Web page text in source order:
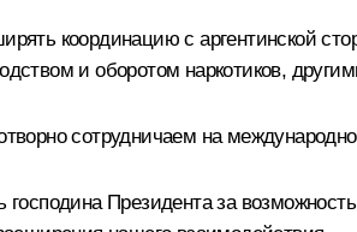
координацию с аргентинской
и оборотом наркотиков,
сотрудничаем на
господина Президента за